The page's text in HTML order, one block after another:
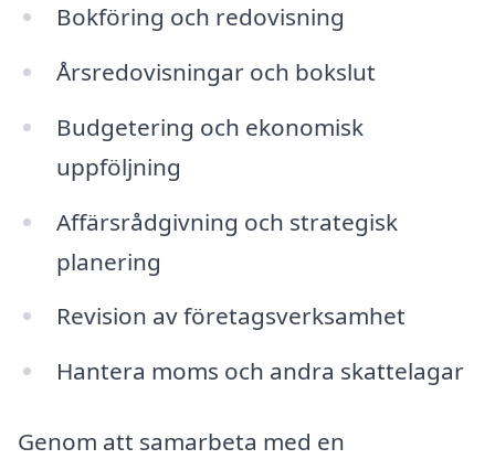
Bokföring och redovisning
Årsredovisningar och bokslut
Budgetering och ekonomisk
uppföljning
Affärsrådgivning och strategisk
planering
Revision av företagsverksamhet
Hantera moms och andra skattelagar
Genom att samarbeta med en